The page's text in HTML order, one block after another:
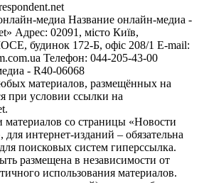
медиа Название онлайн-медиа -
Адрес: 02091, місто Київ,
будинок 172-Б, офіс 208/1 E-mail:
Телефон: 044-205-43-00
- R40-06068
материалов, размещённых на
при условии ссылки на
со страницы «Новости
интернет-изданий – обязательна
поисковых систем гиперссылка.
размещена в независимости от
использования материалов.